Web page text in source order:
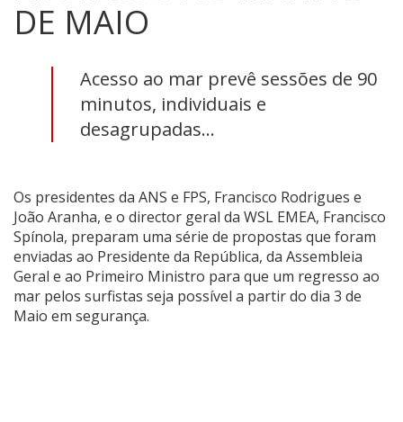
DE MAIO
Acesso ao mar prevê sessões de 90
minutos, individuais e
desagrupadas...
Os presidentes da ANS e FPS, Francisco Rodrigues e
João Aranha, e o director geral da WSL EMEA, Francisco
Spínola, preparam uma série de propostas que foram
enviadas ao Presidente da República, da Assembleia
Geral e ao Primeiro Ministro para que um regresso ao
mar pelos surfistas seja possível a partir do dia 3 de
Maio em segurança.